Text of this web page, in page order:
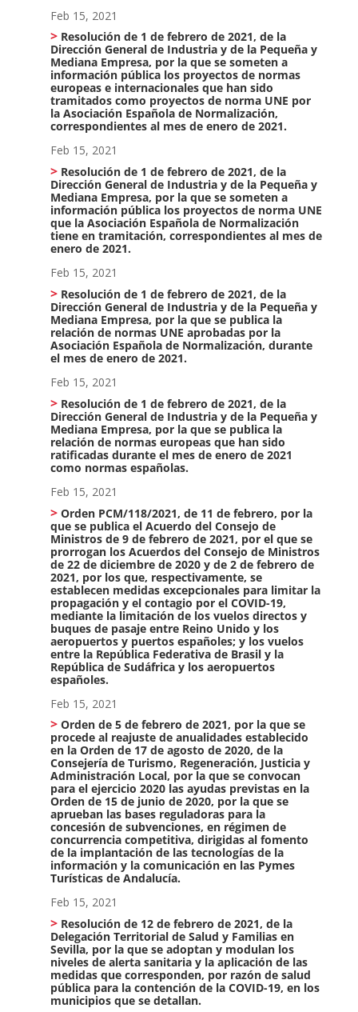
Feb 15, 2021
Resolución de 1 de febrero de 2021, de la
Dirección General de Industria y de la Pequeña y
Mediana Empresa, por la que se someten a
información pública los proyectos de normas
europeas e internacionales que han sido
tramitados como proyectos de norma UNE por
la Asociación Española de Normalización,
correspondientes al mes de enero de 2021.
Feb 15, 2021
Resolución de 1 de febrero de 2021, de la
Dirección General de Industria y de la Pequeña y
Mediana Empresa, por la que se someten a
información pública los proyectos de norma UNE
que la Asociación Española de Normalización
tiene en tramitación, correspondientes al mes de
enero de 2021.
Feb 15, 2021
Resolución de 1 de febrero de 2021, de la
Dirección General de Industria y de la Pequeña y
Mediana Empresa, por la que se publica la
relación de normas UNE aprobadas por la
Asociación Española de Normalización, durante
el mes de enero de 2021.
Feb 15, 2021
Resolución de 1 de febrero de 2021, de la
Dirección General de Industria y de la Pequeña y
Mediana Empresa, por la que se publica la
relación de normas europeas que han sido
ratificadas durante el mes de enero de 2021
como normas españolas.
Feb 15, 2021
Orden PCM/118/2021, de 11 de febrero, por la
que se publica el Acuerdo del Consejo de
Ministros de 9 de febrero de 2021, por el que se
prorrogan los Acuerdos del Consejo de Ministros
de 22 de diciembre de 2020 y de 2 de febrero de
2021, por los que, respectivamente, se
establecen medidas excepcionales para limitar la
propagación y el contagio por el COVID-19,
mediante la limitación de los vuelos directos y
buques de pasaje entre Reino Unido y los
aeropuertos y puertos españoles; y los vuelos
entre la República Federativa de Brasil y la
República de Sudáfrica y los aeropuertos
españoles.
Feb 15, 2021
Orden de 5 de febrero de 2021, por la que se
procede al reajuste de anualidades establecido
en la Orden de 17 de agosto de 2020, de la
Consejería de Turismo, Regeneración, Justicia y
Administración Local, por la que se convocan
para el ejercicio 2020 las ayudas previstas en la
Orden de 15 de junio de 2020, por la que se
aprueban las bases reguladoras para la
concesión de subvenciones, en régimen de
concurrencia competitiva, dirigidas al fomento
de la implantación de las tecnologías de la
información y la comunicación en las Pymes
Turísticas de Andalucía.
Feb 15, 2021
Resolución de 12 de febrero de 2021, de la
Delegación Territorial de Salud y Familias en
Sevilla, por la que se adoptan y modulan los
niveles de alerta sanitaria y la aplicación de las
medidas que corresponden, por razón de salud
pública para la contención de la COVID-19, en los
municipios que se detallan.